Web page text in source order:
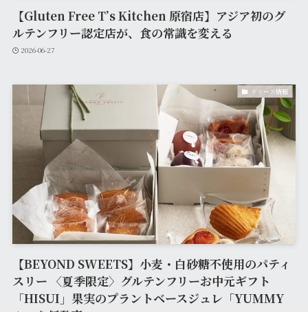
【Gluten Free T’s Kitchen 原宿店】アジア初のグ
ルテンフリー認定店が、食の常識を変える
2026-06-27
リリース情報
【BEYOND SWEETS】小麦・白砂糖不使用のパティ
スリー 〈夏季限定〉グルテンフリーお中元ギフト
「HISUI」果実のプラントベースジュレ「YUMMY